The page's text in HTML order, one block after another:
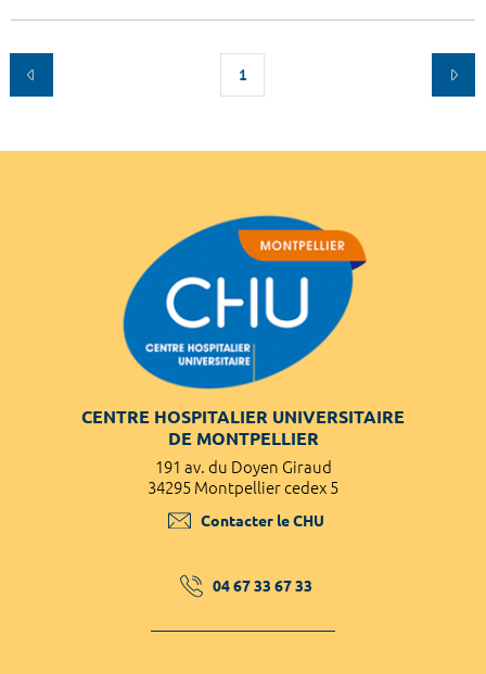
1
CENTRE HOSPITALIER UNIVERSITAIRE
DE MONTPELLIER
191 av. du Doyen Giraud
34295 Montpellier cedex 5
Contacter le CHU
04 67 33 67 33